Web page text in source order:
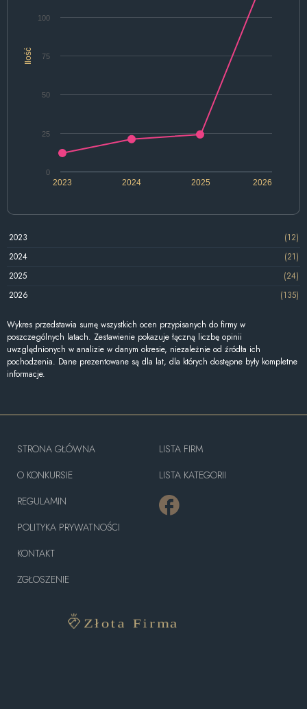
Ilość
2024 2026
2023 2025
0
25
50
75
100
2023
(12)
2024
(21)
2025
(24)
2026
(135)
Wykres przedstawia sumę wszystkich ocen przypisanych do firmy w
poszczególnych latach. Zestawienie pokazuje łączną liczbę opinii
uwzględnionych w analizie w danym okresie, niezależnie od źródła ich
pochodzenia. Dane prezentowane są dla lat, dla których dostępne były kompletne
informacje.
STRONA GŁÓWNA
O KONKURSIE
REGULAMIN
POLITYKA PRYWATNOŚCI
KONTAKT
ZGŁOSZENIE
LISTA FIRM
LISTA KATEGORII